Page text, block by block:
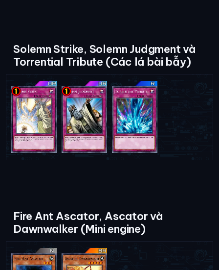
Solemn Strike, Solemn Judgment và
Torrential Tribute (Các lá bài bẫy)
Fire Ant Ascator, Ascator và
Dawnwalker (Mini engine)